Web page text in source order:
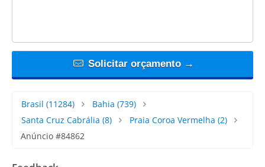
Solicitar orçamento →
Brasil (11284) Bahia (739)
Santa Cruz Cabrália (8) Praia Coroa Vermelha (2)
Anúncio #84862